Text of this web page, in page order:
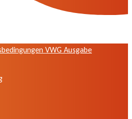
VWG versie april 2025
VWG Ausgabe